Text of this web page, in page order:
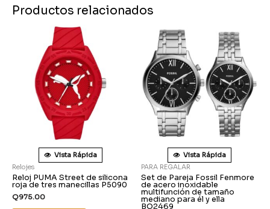
Productos relacionados
Vista Rápida
Relojes
Reloj PUMA Street de silicona
roja de tres manecillas P5090
Q975.00
Vista Rápida
PARA REGALAR
Set de Pareja Fossil Fenmore
de acero inoxidable
multifunción de tamaño
mediano para él y ella
BQ2469